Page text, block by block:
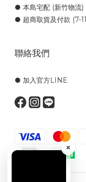
×
● 本島宅配 (新竹物流)
● 超商取貨及付款 (7-
聯絡我們
● 加入官方LINE